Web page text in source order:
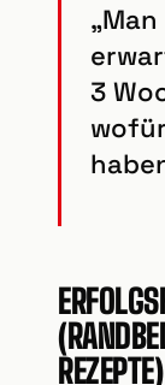
3
REZEPTE)